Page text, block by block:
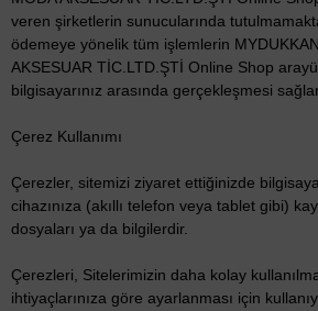
veren şirketlerin sunucularında
ödemeye yönelik tüm işlemlerin
AKSESUAR TİC.LTD.ŞTİ Online Shop
bilgisayarınız arasında gerçekleşmesi
Çerez Kullanımı
Çerezler, sitemizi ziyaret ettiğinizde
cihazınıza (akıllı telefon veya tablet gibi)
dosyaları ya da bilgilerdir.
Çerezleri, Sitelerimizin daha kolay
ihtiyaçlarınıza göre ayarlanması için